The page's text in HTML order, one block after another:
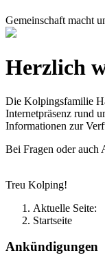
Gemeinschaft macht
Herzlich
Die Kolpingsfamilie
Internetpräsenz rund
Informationen zur
Bei Fragen oder auch
Treu Kolping!
Aktuelle Seite:
Startseite
Ankündigungen